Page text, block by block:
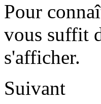
Pour
vous suffit
s'afficher.
Suivant